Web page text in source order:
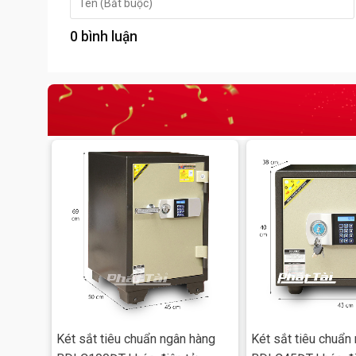
✔ Chứng nhận VINCAS 049-QMS (IAF)
✔ TCCS 01:2010/VTNH&ATKQ
0 bình luận
Két sắt tiêu chuẩn ngân hàng
Két sắt tiêu chuẩn